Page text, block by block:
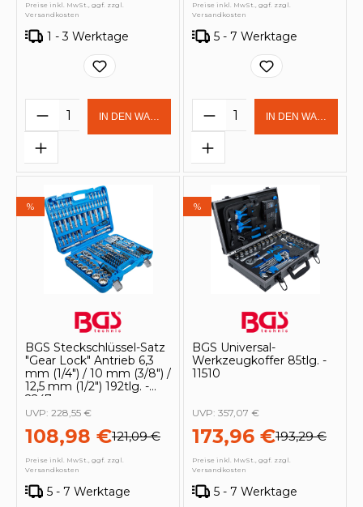
Preise inkl. MwSt., ggf. zzgl.
Versandkosten
1 - 3 Werktage
Produkt Anzahl: Gib den
IN DEN WARENKORB
Preise inkl. MwSt., ggf. zzgl.
Versandkosten
5 - 7 Werktage
Produkt Anzahl:
IN DEN
%
BGS Steckschlüssel-Satz
"Gear Lock" Antrieb 6,3
mm (1/4") / 10 mm (3/8") /
12,5 mm (1/2") 192tlg. -
2247
108,98 €121,09 €
UVP: 228,55 €
Preise inkl. MwSt., ggf. zzgl.
Versandkosten
5 - 7 Werktage
%
BGS Universal-
Werkzeugkoffer 85tlg. -
11510
173,96 €193,29 €
UVP: 357,07 €
Preise inkl. MwSt., ggf. zzgl.
Versandkosten
5 - 7 Werktage